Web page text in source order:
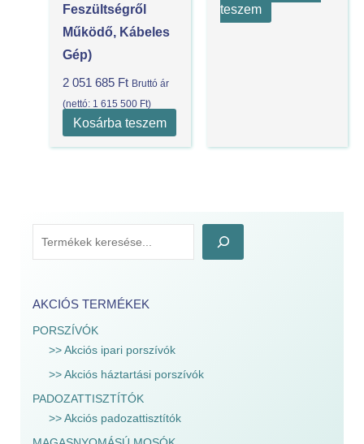
AKCIÓS TERMÉKEK
PORSZÍVÓK
>> Akciós ipari porszívók
>> Akciós háztartási porszívók
PADOZATTISZTÍTÓK
>> Akciós padozattisztítók
Feszültségről
Működő, Kábeles
Gép)
2 051 685 Ft Bruttó ár
(nettó: 1 615 500 Ft)
Kosárba teszem
teszem